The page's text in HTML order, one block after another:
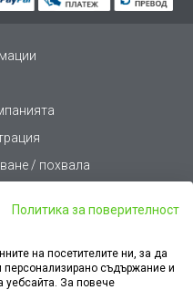
/ похвала
Политика за поверителност
на посетителите ни, за да
съдържание и
уебсайта. За повече